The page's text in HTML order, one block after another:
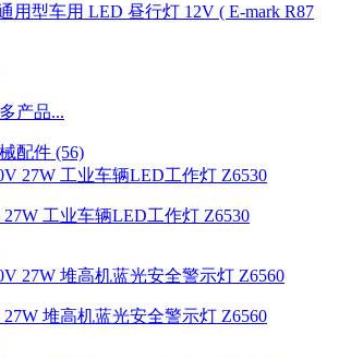
用型车用 LED 昼行灯 12V ( E-mark R87
产品...
配件 (56)
27W 工业车辆LED工作灯 Z6530
27W 堆高机蓝光安全警示灯 Z6560